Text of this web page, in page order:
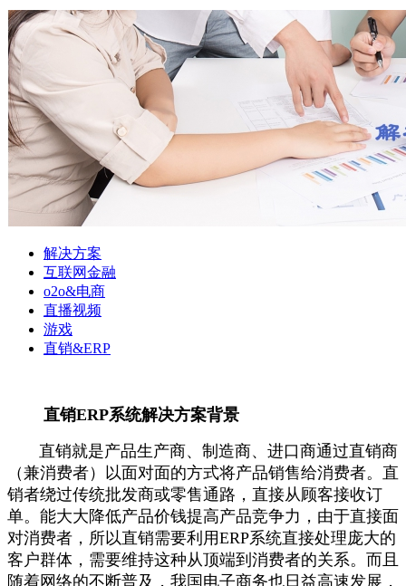
解决方案
互联网金融
o2o&电商
直播视频
游戏
直销&ERP
直销ERP系统解决方案背景
直销就是产品生产商、制造商、进口商通过直销商
（兼消费者）以面对面的方式将产品销售给消费者。直
销者绕过传统批发商或零售通路，直接从顾客接收订
单。能大大降低产品价钱提高产品竞争力，由于直接面
对消费者，所以直销需要利用ERP系统直接处理庞大的
客户群体，需要维持这种从顶端到消费者的关系。而且
随着网络的不断普及，我国电子商务也日益高速发展，